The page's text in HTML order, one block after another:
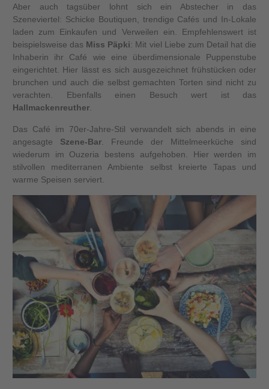
Aber auch tagsüber lohnt sich ein Abstecher in das
Szeneviertel: Schicke Boutiquen, trendige Cafés und In-Lokale
laden zum Einkaufen und Verweilen ein. Empfehlenswert ist
beispielsweise das Miss Päpki: Mit viel Liebe zum Detail hat die
Inhaberin ihr Café wie eine überdimensionale Puppenstube
eingerichtet. Hier lässt es sich ausgezeichnet frühstücken oder
brunchen und auch die selbst gemachten Torten sind nicht zu
verachten. Ebenfalls einen Besuch wert ist das
Hallmackenreuther
Das Café im 70er-Jahre-Stil verwandelt sich abends in eine
angesagte Szene-Bar . Freunde der Mittelmeerküche sind
wiederum im Ouzeria bestens aufgehoben. Hier werden im
stilvollen mediterranen Ambiente selbst kreierte Tapas und
warme Speisen serviert.